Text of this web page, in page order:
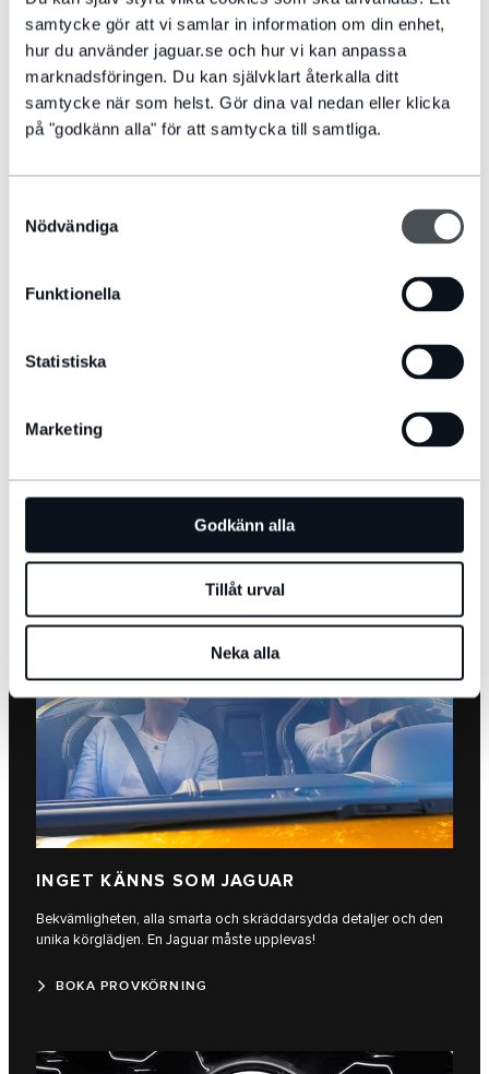
samtycke gör att vi samlar in information om din enhet,
hur du använder jaguar.se och hur vi kan anpassa
marknadsföringen. Du kan självklart återkalla ditt
samtycke när som helst. Gör dina val nedan eller klicka
på "godkänn alla" för att samtycka till samtliga.
Nödvändiga
Funktionella
Statistiska
Marketing
Godkänn alla
Tillåt urval
Neka alla
Alla våra modeller kan fås med ännu fler praktiska och smarta
tillbehörsbroschyrer!
VAD VILL DU UTFORSKA
INGET KÄNNS SOM JAGUAR
Bekvämligheten, alla smarta och skräddarsydda detaljer och den
unika körglädjen. En Jaguar måste upplevas!
BOKA PROVKÖRNING